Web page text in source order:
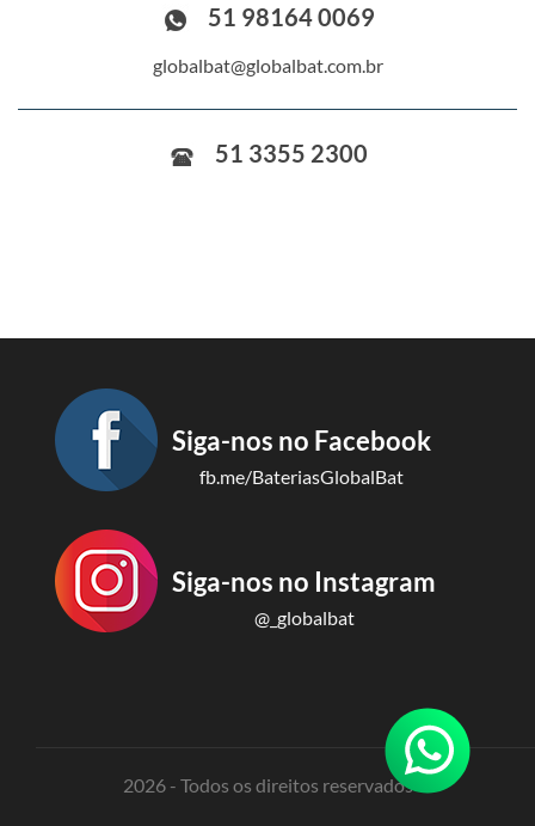
51 98164 0069
globalbat@globalbat.com.br
51 3355 2300
Siga-nos no Facebook
fb.me/BateriasGlobalBat
Siga-nos no Instagram
@_globalbat
2026 - Todos os direitos reservados